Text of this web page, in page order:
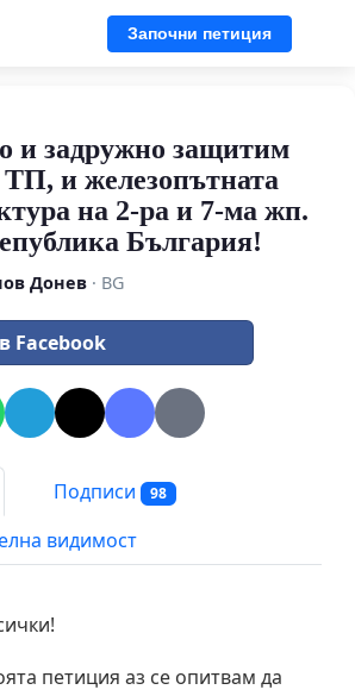
Започни петиция
и задружно защитим
и железопътната
на 2-ра и 7-ма жп.
България!
Донев· BG
Facebook
Подписи 98
видимост
петиция аз се опитвам да